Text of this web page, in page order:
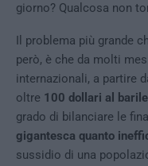
giorno? Qualcosa non
Il problema più grande
però, è che da molti
internazionali, a partire
oltre 100 dollari al barile
grado di bilanciare le
gigantesca quanto
sussidio di una